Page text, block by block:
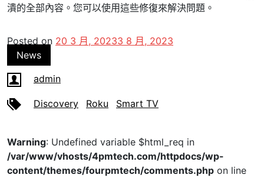
潰的全部內容。您可以使用這些修復來解決問題。
Posted on 20 3 月, 20233 8 月, 2023
News
admin
Discovery Roku Smart TV
Warning: Undefined variable $html_req in
/var/www/vhosts/4pmtech.com/httpdocs/wp-
content/themes/fourpmtech/comments.php on line